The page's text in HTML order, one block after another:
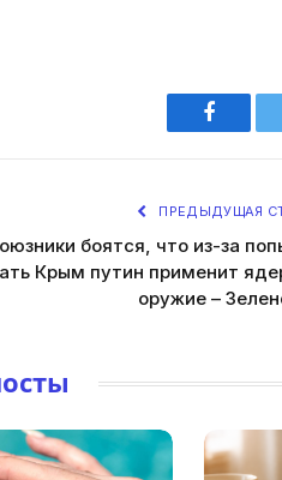
ПРЕДЫДУЩАЯ
боятся, что из-за
Крым путин применит
оружие –